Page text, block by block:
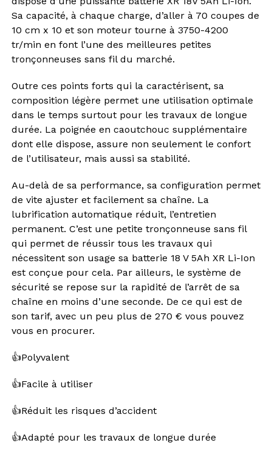
Sa capacité, à chaque charge, d’aller à 70 coupes de
10 cm x 10 et son moteur tourne à 3750-4200
tr/min en font l’une des meilleures petites
tronçonneuses sans fil du marché.
Outre ces points forts qui la caractérisent, sa
composition légère permet une utilisation optimale
dans le temps surtout pour les travaux de longue
durée. La poignée en caoutchouc supplémentaire
dont elle dispose, assure non seulement le confort
de l’utilisateur, mais aussi sa stabilité.
Au-delà de sa performance, sa configuration permet
de vite ajuster et facilement sa chaîne. La
lubrification automatique réduit, l’entretien
permanent. C’est une petite tronçonneuse sans fil
qui permet de réussir tous les travaux qui
nécessitent son usage sa batterie 18 V 5Ah XR Li-Ion
est conçue pour cela. Par ailleurs, le système de
sécurité se repose sur la rapidité de l’arrêt de sa
chaîne en moins d’une seconde. De ce qui est de
son tarif, avec un peu plus de 270 € vous pouvez
vous en procurer.
👍Polyvalent
👍Facile à utiliser
👍Réduit les risques d’accident
👍Adapté pour les travaux de longue durée